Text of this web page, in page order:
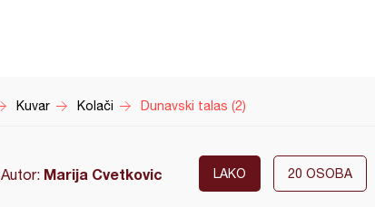
Kuvar Kolači Dunavski talas (2)
Autor: Marija Cvetkovic LAKO 20 OSOBA